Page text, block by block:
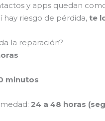
y apps quedan
hay riesgo de pérdida, te
la reparación?
minutos
24 a 48 horas